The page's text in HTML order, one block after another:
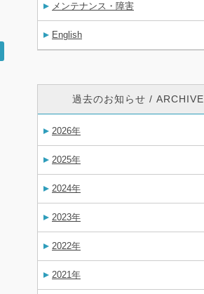
メンテナンス・障害
English
過去のお知らせ / ARCHIVE
2026年
2025年
2024年
2023年
2022年
2021年